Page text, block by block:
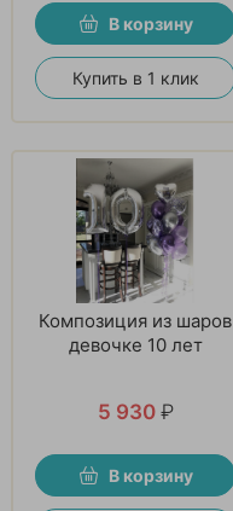
В корзину
Купить в 1 клик
Композиция из шаров
девочке 10 лет
5 930 ₽
В корзину